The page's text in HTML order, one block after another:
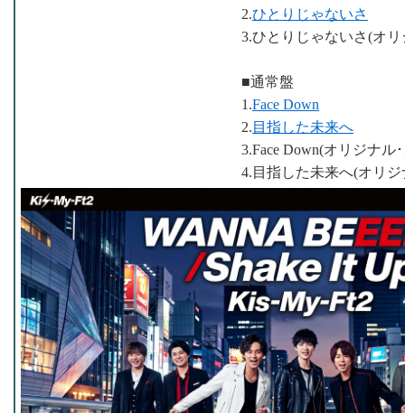
2.ひとりじゃないさ
3.ひとりじゃないさ(オ
■通常盤
1.Face Down
2. 目指した未来へ
3.Face Down(オリジナル
4.目指した未来へ(オリ